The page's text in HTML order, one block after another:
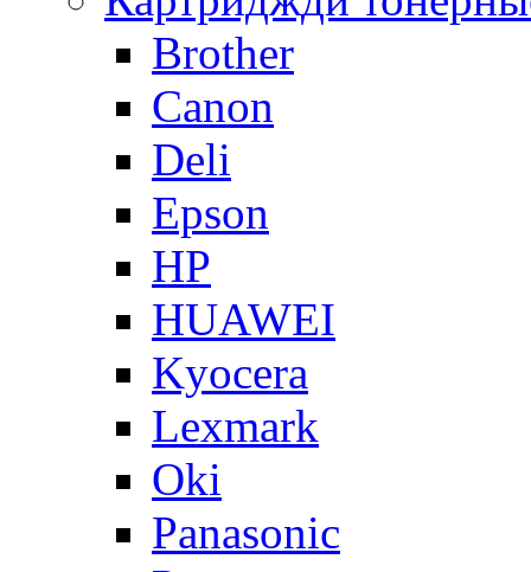
Brother
Canon
Deli
Epson
HP
HUAWEI
Kyocera
Lexmark
Oki
Panasonic